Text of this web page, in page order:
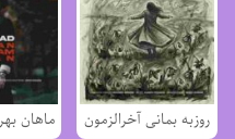
روزبه بمانی آخرالزمون ماهان